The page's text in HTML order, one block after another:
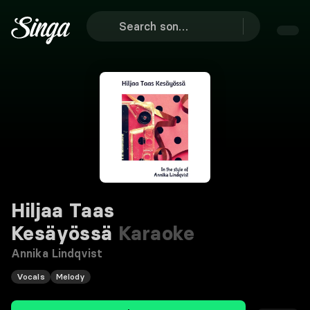
Hiljaa Taas
Kesäyössä Karaoke
Annika Lindqvist
Vocals Melody